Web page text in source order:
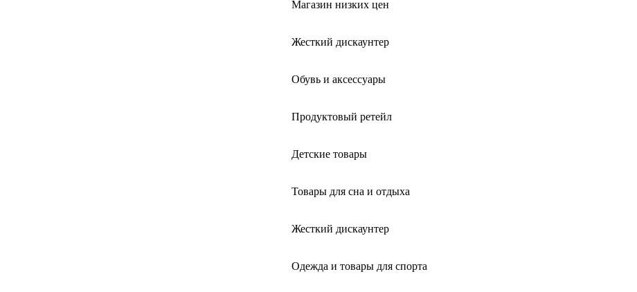
Магазин низких цен
Жесткий дискаунтер
Обувь и аксессуары
Продуктовый ретейл
Детские товары
Товары для сна и отдыха
Жесткий дискаунтер
Одежда и товары для спорта